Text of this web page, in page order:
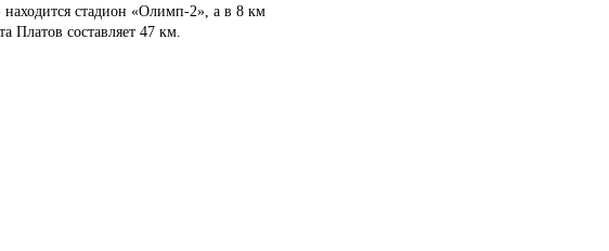
находится стадион «Олимп-2», а в 8 км
составляет 47 км.